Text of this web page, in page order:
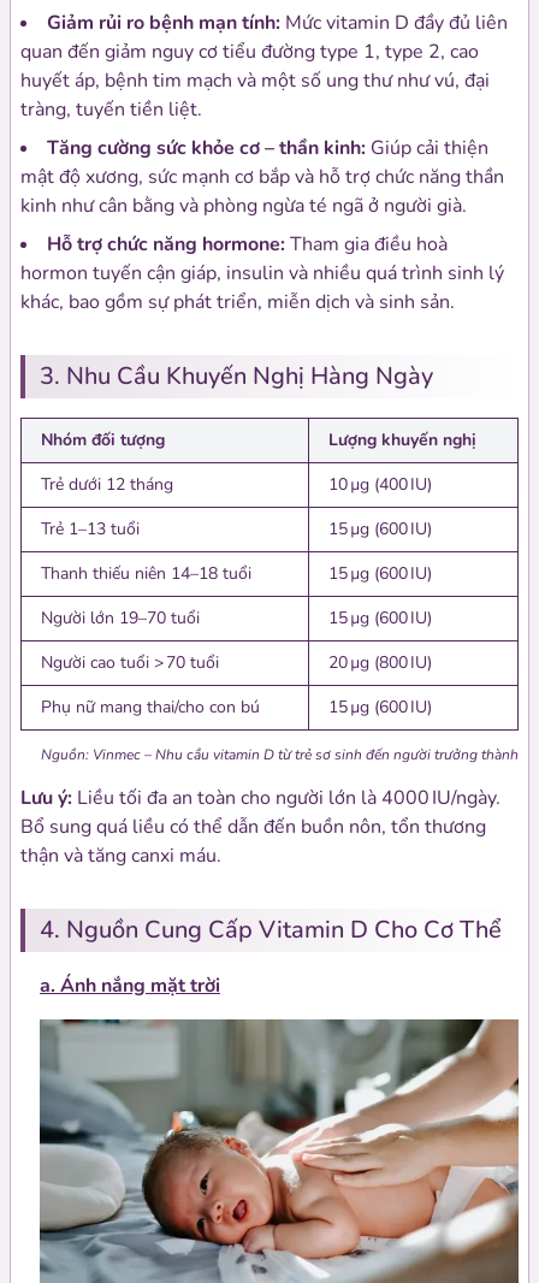
Giảm rủi ro bệnh mạn tính: Mức vitamin D đầy đủ liên
quan đến giảm nguy cơ tiểu đường type 1, type 2, cao
huyết áp, bệnh tim mạch và một số ung thư như vú, đại
tràng, tuyến tiền liệt.
Tăng cường sức khỏe cơ – thần kinh: Giúp cải thiện
mật độ xương, sức mạnh cơ bắp và hỗ trợ chức năng thần
kinh như cân bằng và phòng ngừa té ngã ở người già.
Hỗ trợ chức năng hormone:Tham gia điều hoà
hormon tuyến cận giáp, insulin và nhiều quá trình sinh lý
khác, bao gồm sự phát triển, miễn dịch và sinh sản.
3. Nhu Cầu Khuyến Nghị Hàng Ngày
Nhóm đối tượng
Lượng khuyến nghị
Trẻ dưới 12 tháng
10 µg (400 IU)
Trẻ 1–13 tuổi
15 µg (600 IU)
Thanh thiếu niên 14–18 tuổi
15 µg (600 IU)
Người lớn 19–70 tuổi
15 µg (600 IU)
Người cao tuổi > 70 tuổi
20 µg (800 IU)
Phụ nữ mang thai/cho con bú
15 µg (600 IU)
Nguồn: Vinmec – Nhu cầu vitamin D từ trẻ sơ sinh đến người trưởng thành
Lưu ý: Liều tối đa an toàn cho người lớn là 4000 IU/ngày.
Bổ sung quá liều có thể dẫn đến buồn nôn, tổn thương
thận và tăng canxi máu.
4. Nguồn Cung Cấp Vitamin D Cho Cơ Thể
a. Ánh nắng mặt trời